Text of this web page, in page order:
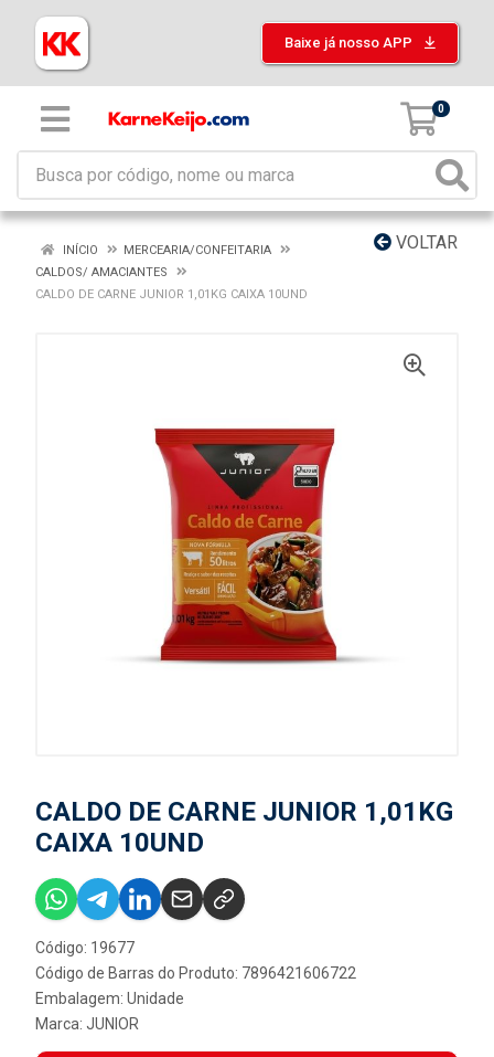
Baixe já nosso APP
0
VOLTAR
INÍCIO
MERCEARIA/CONFEITARIA
CALDOS/ AMACIANTES
CALDO DE CARNE JUNIOR 1,01KG CAIXA 10UND
CALDO DE CARNE JUNIOR 1,01KG
CAIXA 10UND
Código: 19677
Código de Barras do Produto: 7896421606722
Embalagem: Unidade
Marca: JUNIOR